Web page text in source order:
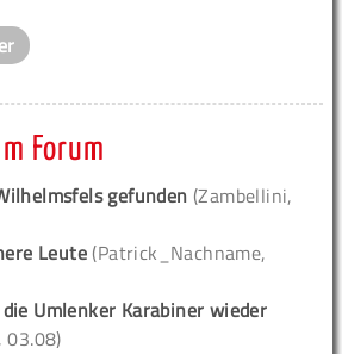
Forum
gefunden (Zambellini,
Leute (Patrick_Nachname,
Umlenker Karabiner wieder
03.08)